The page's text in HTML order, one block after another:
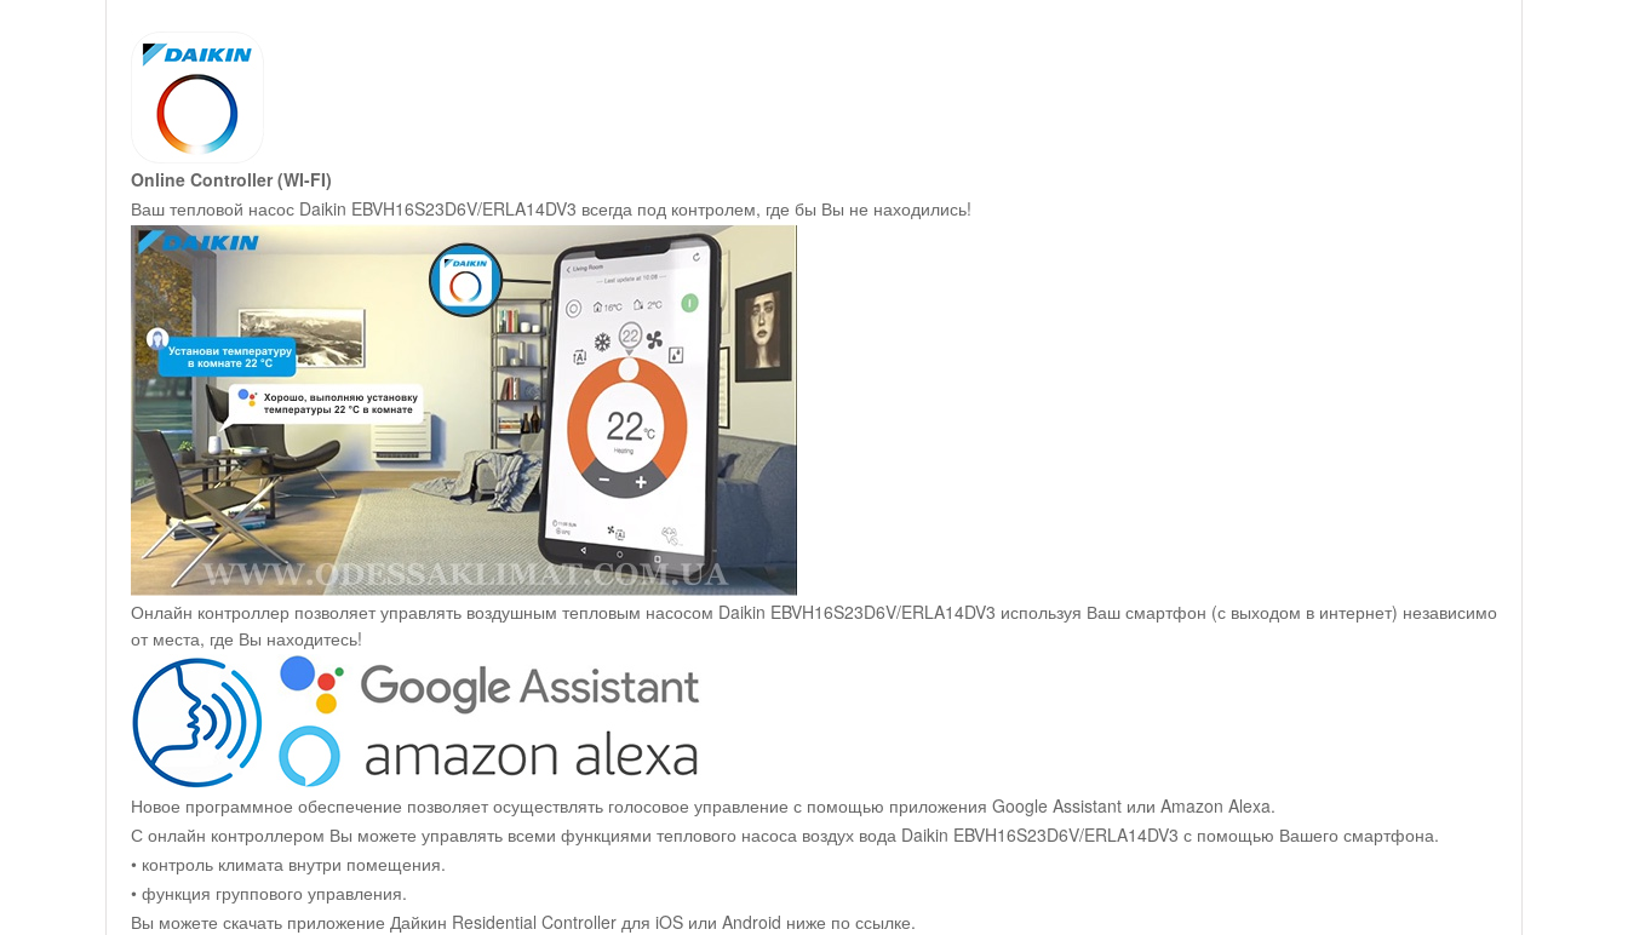
Online Controller (WI-FI)
Ваш тепловой насос Daikin EBVH16S23D6V/ERLA14DV3 всегда под контролем, где бы Вы не находились!
Онлайн контроллер позволяет управлять воздушным тепловым насосом Daikin EBVH16S23D6V/ERLA14DV3 используя Ваш смартфон (с выходом в интернет) независимо
от места, где Вы находитесь!
Новое программное обеспечение позволяет осуществлять голосовое управление с помощью приложения Google Assistant или Amazon Alexa.
С онлайн контроллером Вы можете управлять всеми функциями теплового насоса воздух вода Daikin EBVH16S23D6V/ERLA14DV3 с помощью Вашего смартфона.
• контроль климата внутри помещения.
• функция группового управления.
Вы можете скачать приложение Дайкин Residential Controller для iOS или Android ниже по ссылке.